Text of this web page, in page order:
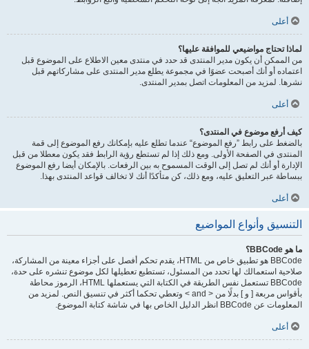
أعلى
لماذا تحتاج مواضيعي للموافقة عليها؟
من الممكن أن يكون مدير المنتدى قد حدد في منتدى معين الاطلاع على الموضوع قبل
اعتماده أو أنك أصبحت عضوًا في مجموعة يطلع مدير المنتدى على مشاركاتهم قبل
نشرها. لمزيد من المعلومات اتصل بمدير المنتدى.
أعلى
كيف أرفع موضوع في المنتدى؟
بالضغط على رابط ”رفع الموضوع“ عندما تطلع عليه بإمكانك رفع الموضوع إلى قمة
المنتدى في الصفحة الأولى. ومع ذلك إذا لم تستطع رؤية الرابط فقد يكون معطلا من قبل
الإدارة أو أنك لم تصل إلى الوقت المسموح به بين الرفعات. بالإمكان أيضا رفع الموضوع
ببساطة عبر التعليق عليه، ومع ذلك، كن متأكدًا أنك لا تخالف قواعد المنتدى بهذا.
أعلى
التنسيق وأنواع المواضيع
ما هو BBCode؟
BBCode هو تطبيق خاص من HTML، يقدم تحكم أفصل على أجزاء معينة من المشاركة،
صلاحية استعمالك لها تحدد من المسئول، تستطيع تعطيلها لكل موضوع تنشره على حدة،
BBCode تستعمل نفس الطريقة في الكتابة التي يستعملها HTML، الرموز محاطة
بأقواس مربعة [ و ] بدلًا من < and > وتعطي تحكما أكثر في تنسيق النص. لمزيد من
المعلومات عن BBCode انظر الدليل الخاص بها في شاشة كتابة الموضوع.
أعلى